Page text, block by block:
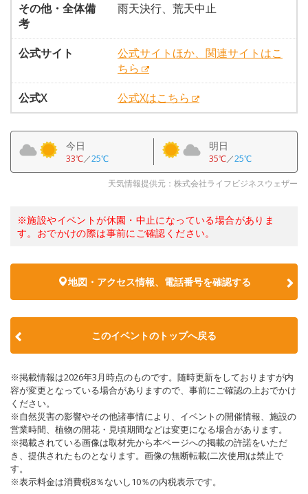
その他・全体備
考
雨天決行、荒天中止
公式サイト
公式サイトほか、関連サイトはこ
ちら
公式X
公式Xはこちら
今日
33℃／25℃
明日
35℃／25℃
天気情報提供元：株式会社ライフビジネスウェザー
※施設やイベントが休園・中止になっている場合がありま
す。おでかけの際は事前にご確認ください。
地図・アクセス情報、電話番号を確認する
このイベントのトップへ戻る
※掲載情報は2026年3月時点のものです。随時更新をしておりますが内
容が変更となっている場合がありますので、事前にご確認の上おでかけ
ください。
※自然災害の影響やその他諸事情により、イベントの開催情報、施設の
営業時間、植物の開花・見頃期間などは変更になる場合があります。
※掲載されている画像は取材先から本ページへの掲載の許諾をいただ
き、提供されたものとなります。画像の無断転載(二次使用)は禁止で
す。
※表示料金は消費税8％ないし10％の内税表示です。